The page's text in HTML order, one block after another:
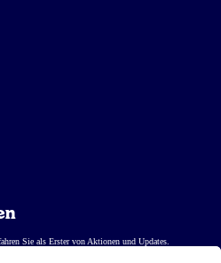
Sie als Erster von Aktionen und Updates.